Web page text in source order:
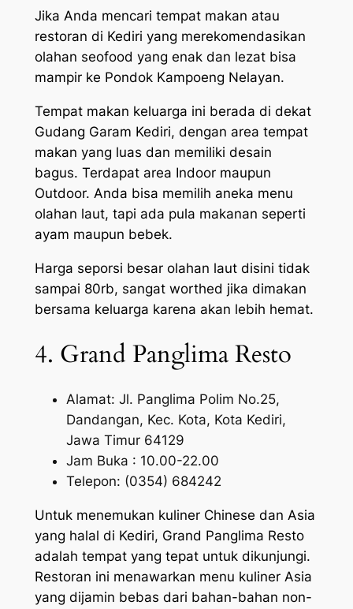
Jika Anda mencari tempat makan atau
restoran di Kediri yang merekomendasikan
olahan seofood yang enak dan lezat bisa
mampir ke Pondok Kampoeng Nelayan.
Tempat makan keluarga ini berada di dekat
Gudang Garam Kediri, dengan area tempat
makan yang luas dan memiliki desain
bagus. Terdapat area Indoor maupun
Outdoor. Anda bisa memilih aneka menu
olahan laut, tapi ada pula makanan seperti
ayam maupun bebek.
Harga seporsi besar olahan laut disini tidak
sampai 80rb, sangat worthed jika dimakan
bersama keluarga karena akan lebih hemat.
4. Grand Panglima Resto
Alamat: Jl. Panglima Polim No.25,
Dandangan, Kec. Kota, Kota Kediri,
Jawa Timur 64129
Jam Buka : 10.00-22.00
Telepon: (0354) 684242
Untuk menemukan kuliner Chinese dan Asia
yang halal di Kediri, Grand Panglima Resto
adalah tempat yang tepat untuk dikunjungi.
Restoran ini menawarkan menu kuliner Asia
yang dijamin bebas dari bahan-bahan non-